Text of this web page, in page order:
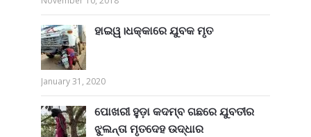
ହାଇୱ।ଧକ୍କାରେ ଯୁବକ ମୃତ
January 31, 2020
ପୋଖରୀ ହୁଡ଼ା କଦମ୍ବ ଗଛରେ ଯୁବତୀର
ଝୁଲନ୍ତା ମୃତଦେହ ଉଦ୍ଧାର